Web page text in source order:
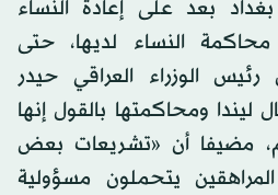
بعد على إعادة النساء
النساء لديها، حتى
الوزراء العراقي حيدر
ليندا ومحاكمتها بالقول إنها
مضيفا أن «تشريعات بعض
يتحملون مسؤولية